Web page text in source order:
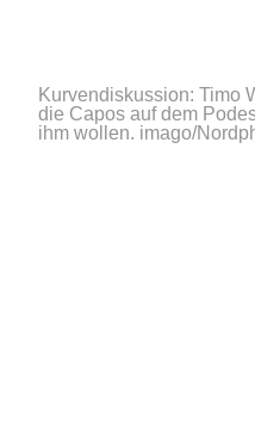
Kurvendiskussion: Timo
die Capos auf dem
ihm wollen. imago/